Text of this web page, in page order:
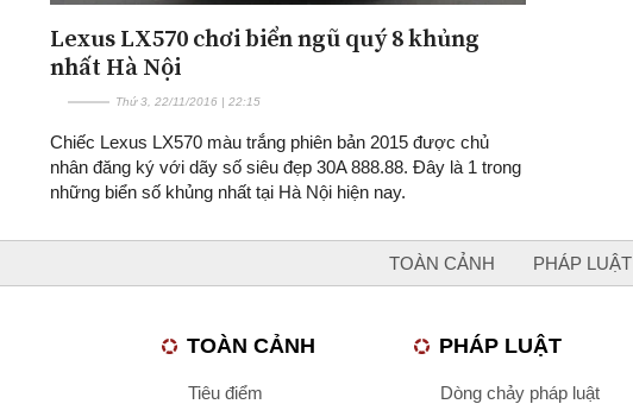
Lexus LX570 chơi biển ngũ quý 8 khủng
nhất Hà Nội
Thứ 3, 22/11/2016 | 22:15
Chiếc Lexus LX570 màu trắng phiên bản 2015 được chủ
nhân đăng ký với dãy số siêu đẹp 30A 888.88. Đây là 1 trong
những biển số khủng nhất tại Hà Nội hiện nay.
TOÀN CẢNH PHÁP LUẬT
TOÀN CẢNH
Tiêu điểm
PHÁP LUẬT
Dòng chảy pháp luật